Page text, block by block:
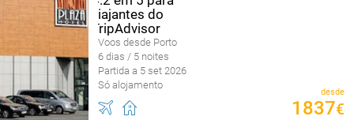
Voos desde Porto
6 dias / 5 noites
Partida a 5 set 2026
Só alojamento
desde
1837€